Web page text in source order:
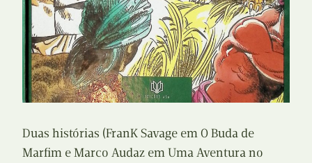
Duas histórias (FranK Savage em O Buda de
Marfim e Marco Audaz em Uma Aventura no